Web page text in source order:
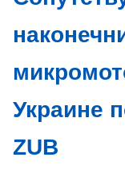
Украине
ZUB